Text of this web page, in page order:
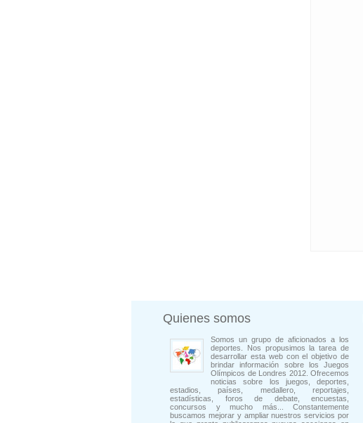
Quienes somos
Somos un grupo de aficionados a los
deportes. Nos propusimos la tarea de
desarrollar esta web con el objetivo de
brindar información sobre los Juegos
Olímpicos de Londres 2012. Ofrecemos
noticias sobre los juegos, deportes,
estadios, países, medallero, reportajes,
estadísticas, foros de debate, encuestas,
concursos y mucho más... Constantemente
buscamos mejorar y ampliar nuestros servicios por